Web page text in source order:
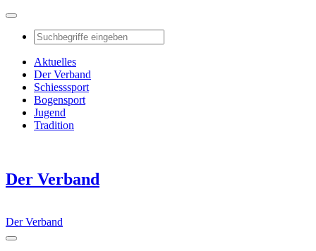
Aktuelles
Der Verband
Schiesssport
Bogensport
Jugend
Tradition
Der Verband
Der Verband